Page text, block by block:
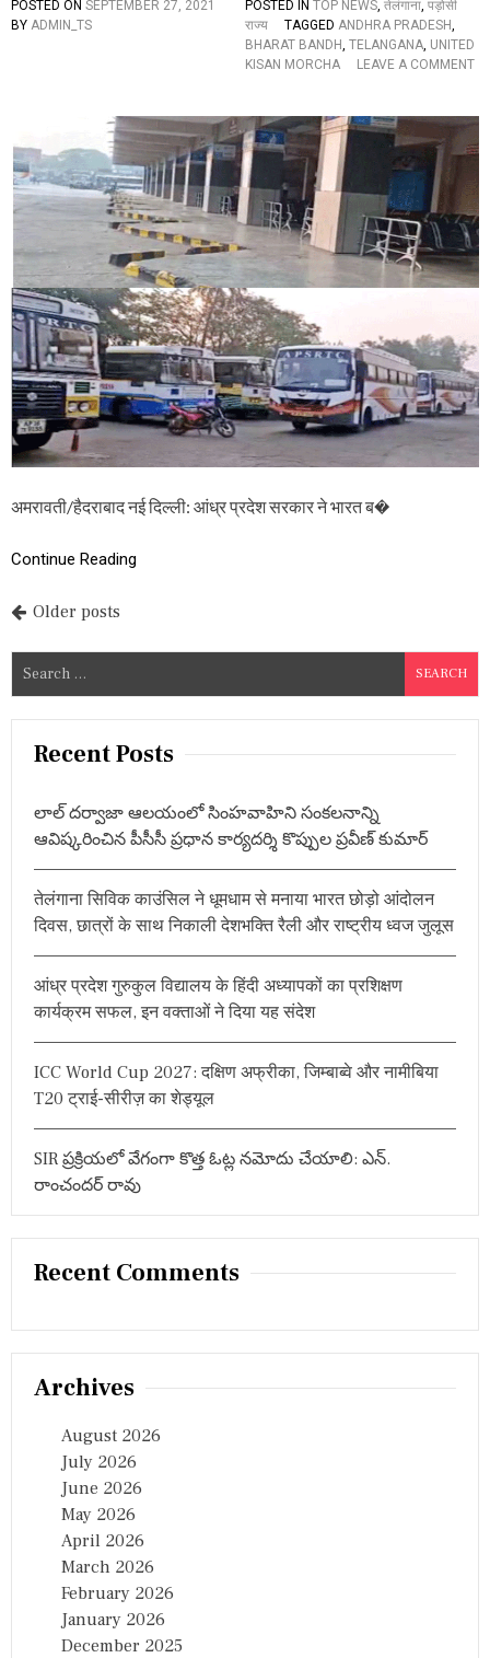
जा
ये
पी
हीं
टें
गे
ह
म
”
POSTED ON SEPTEMBER 27, 2021
BY ADMIN_TS
POSTED IN TOP NEWS तेलंगाना पड़ोसी
राज्य
TAGGED ANDHRA PRADESH
BHARAT BANDH TELANGANA UNITED
KISAN MORCHA
LEAVE A COMMENT
भा
र
त
बं
द
जिं
बा
:
आं
ध्र
प्र
दे
श
में
स
र
स्कू
गा
में
क्षी
का
रो
ध
द
र्श
त
स्वी
)
अमरावती/हैदराबाद नई दिल्ली: आंध्र प्रदेश सरकार ने भारत ब�
Continue Reading
P
o
s
Older posts
a
Recent Posts
లాల్ దర్వాజా ఆలయంలో సింహవాహిని సంకలనాన్ని
ఆవిష్కరించిన పీసీసీ ప్రధాన కార్యదర్శి కొప్పుల ప్రవీణ్ కుమార్
तेलंगाना सिविक काउंसिल ने धूमधाम से मनाया भारत छोड़ो आंदोलन
दिवस, छात्रों के साथ निकाली देशभक्ति रैली और राष्ट्रीय ध्वज जुलूस
आंध्र प्रदेश गुरुकुल विद्यालय के हिंदी अध्यापकों का प्रशिक्षण
कार्यक्रम सफल, इन वक्ताओं ने दिया यह संदेश
ICC World Cup 2027: दक्षिण अफ्रीका, जिम्बाब्वे और नामीबिया
T20 ट्राई-सीरीज़ का शेड्यूल
SIR ప్రక్రియలో వేగంగా కొత్త ఓట్ల నమోదు చేయాలి: ఎన్.
రాంచందర్ రావు
Recent Comments
Archives
August 2026
July 2026
June 2026
May 2026
April 2026
March 2026
February 2026
January 2026
December 2025